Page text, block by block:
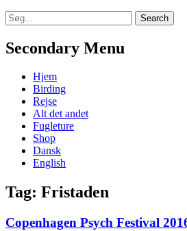
Search
Search
for:
Secondary Menu
Skip
content
Hjem
Birding
Rejse
Alt det andet
Fugleture
Shop
Dansk
English
Tag: Fristaden
Copenhagen Psych Festival